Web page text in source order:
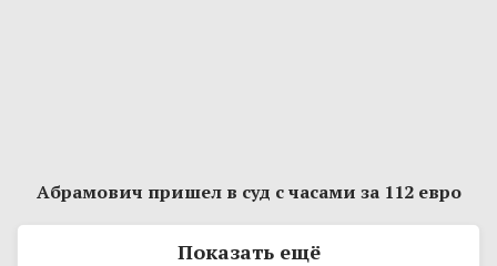
Абрамович пришел в суд с часами за 112 евро
Показать ещё